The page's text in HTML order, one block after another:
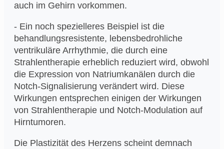
auch im Gehirn vorkommen.
- Ein noch spezielleres Beispiel ist die
behandlungsresistente, lebensbedrohliche
ventrikuläre Arrhythmie, die durch eine
Strahlentherapie erheblich reduziert wird, obwohl
die Expression von Natriumkanälen durch die
Notch-Signalisierung verändert wird. Diese
Wirkungen entsprechen einigen der Wirkungen
von Strahlentherapie und Notch-Modulation auf
Hirntumoren.
Die Plastizität des Herzens scheint demnach